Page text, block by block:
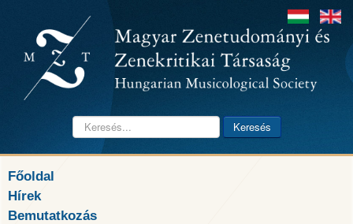
Keresés... Keresés
Főoldal
Hírek
Bemutatkozás